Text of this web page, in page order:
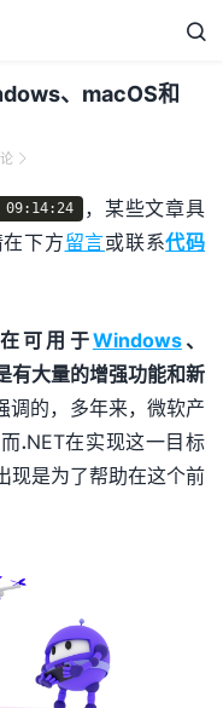

、macOS和

09:14:24
，某些文章具
下方留言或联系代码
可用于Windows、
有大量的增强功能和新
调的，多年来，微软产
.NET在实现这一目标
现是为了帮助在这个前